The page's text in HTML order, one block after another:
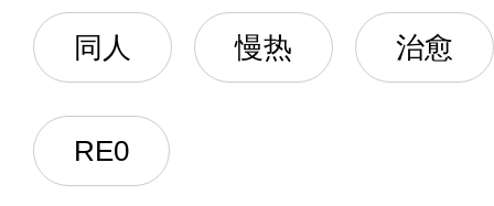
第十三章 【傲慢】的表征
上架感言
第八章 崩坏的开端
同人 慢热 治愈
RE0